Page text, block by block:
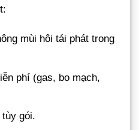
mùi hôi tái phát trong
phí (gas, bo mạch,
tùy gói.